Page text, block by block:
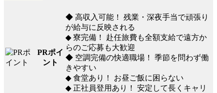
PRポイ
ント
◆ 高収入可能！ 残業・深夜手当で頑張り
が給与に反映される
◆ 寮完備！ 赴任旅費も全額支給で遠方か
らのご応募も大歓迎
◆ 空調完備の快適職場！ 季節を問わず働
きやすい
◆ 食堂あり！ お昼ご飯に困らない
◆ 正社員登用あり！ 安定して長くキャリ